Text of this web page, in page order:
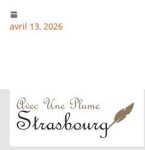
avril 13, 2026